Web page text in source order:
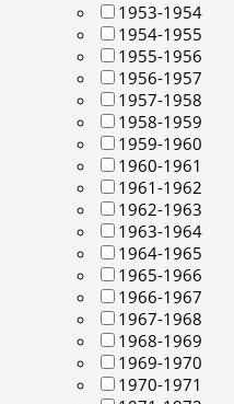
1953-1954
1954-1955
1955-1956
1956-1957
1957-1958
1958-1959
1959-1960
1960-1961
1961-1962
1962-1963
1963-1964
1964-1965
1965-1966
1966-1967
1967-1968
1968-1969
1969-1970
1970-1971